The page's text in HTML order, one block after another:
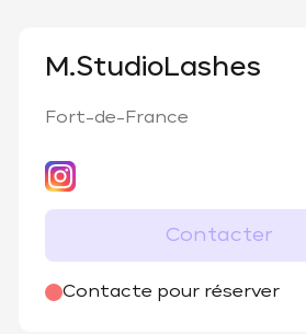
M.StudioLashes
Fort-de-France
Contacter
Contacte pour réserver